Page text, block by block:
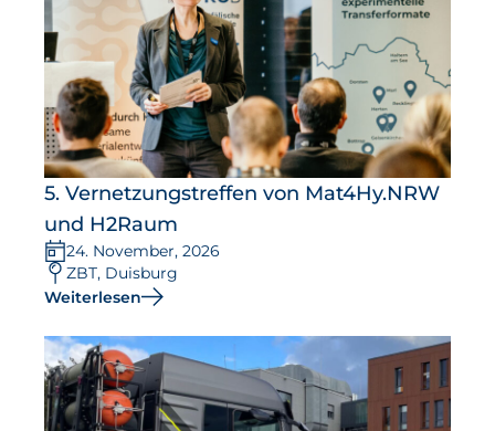
5. Vernetzungstreffen von Mat4Hy.NRW
und H2Raum
24. November, 2026
ZBT, Duisburg
Weiterlesen